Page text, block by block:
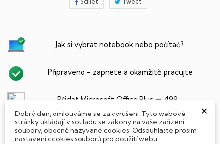
Jak si vybrat notebook nebo počítač?
Připraveno - zapnete a okamžitě pracujte
Přidat Microsoft Office Plus ➡️ 499,-
×
Dobrý den, omlouváme se za vyrušení. Tyto webové
stránky ukládají v souladu se zákony na vaše zařízení
soubory, obecně nazývané cookies. Odsouhlaste prosím
nastavení cookies souborů pro použití webu.